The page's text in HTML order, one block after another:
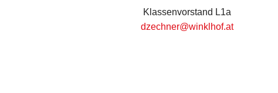
Klassenvorstand L1a
dzechner@winklhof.at